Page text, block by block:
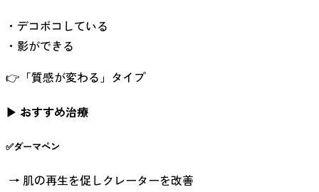
・デコボコしている
・影ができる
👉「質感が変わる」タイプ
▶ おすすめ治療
✅ダーマペン
→ 肌の再生を促しクレーターを改善